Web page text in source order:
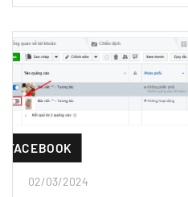
FACEBOOK
02/03/2024